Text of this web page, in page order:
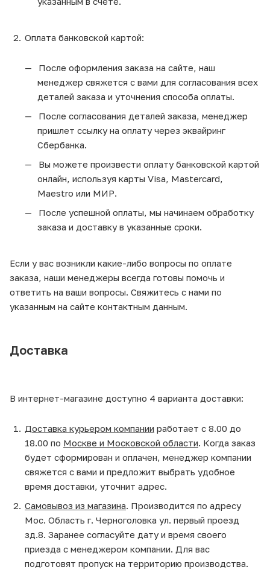
Оплата банковской картой:
После оформления заказа на сайте, наш
менеджер свяжется с вами для согласования всех
деталей заказа и уточнения способа оплаты.
После согласования деталей заказа, менеджер
пришлет ссылку на оплату через эквайринг
Сбербанка.
Вы можете произвести оплату банковской картой
онлайн, используя карты Visa, Mastercard,
Maestro или МИР.
После успешной оплаты, мы начинаем обработку
заказа и доставку в указанные сроки.
Если у вас возникли какие-либо вопросы по оплате
заказа, наши менеджеры всегда готовы помочь и
ответить на ваши вопросы. Свяжитесь с нами по
указанным на сайте контактным данным.
Доставка
В интернет-магазине доступно 4 варианта доставки:
Доставка курьером компании работает с 8.00 до
18.00 по Москве и Московской области. Когда заказ
будет сформирован и оплачен, менеджер компании
свяжется с вами и предложит выбрать удобное
время доставки, уточнит адрес.
Самовывоз из магазина. Производится по адресу
Мос. Область г. Черноголовка ул. первый проезд
зд.8. Заранее согласуйте дату и время своего
приезда с менеджером компании. Для вас
подготовят пропуск на территорию производства.